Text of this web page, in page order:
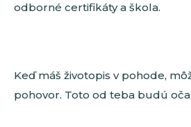
odborné certifikáty a škola.
Keď máš životopis v pohode,
pohovor. Toto od teba budú